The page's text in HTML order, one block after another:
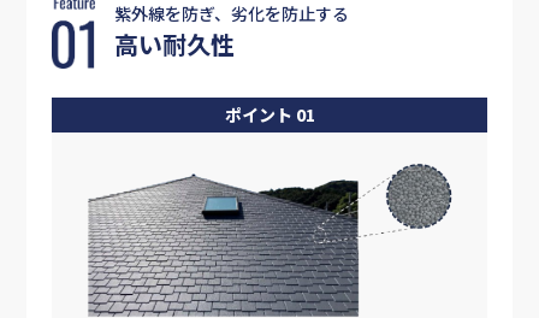
紫外線を防ぎ、劣化を防止する
高い耐久性
ポイント 01